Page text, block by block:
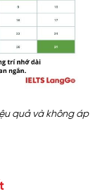
quả và không áp